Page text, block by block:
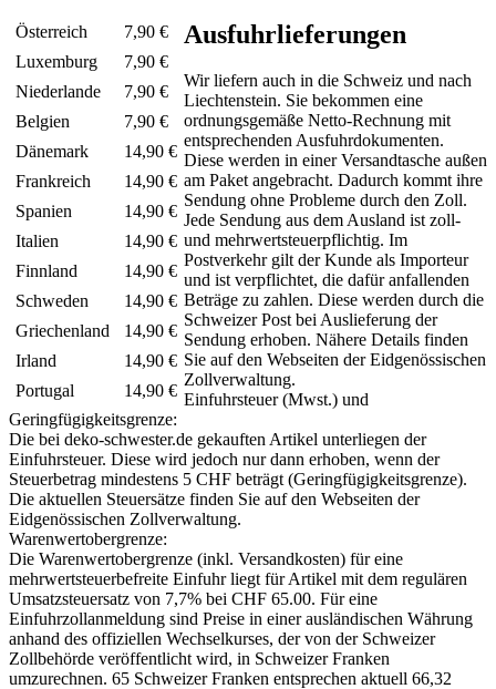
Österreich
7,90 €
Luxemburg
7,90 €
Niederlande
7,90 €
Belgien
7,90 €
Dänemark
14,90 €
Frankreich
14,90 €
Spanien
14,90 €
Italien
14,90 €
Finnland
14,90 €
Schweden
14,90 €
Griechenland
14,90 €
Irland
14,90 €
Portugal
14,90 €
Ausfuhrlieferungen
Wir liefern auch in die Schweiz und nach
Liechtenstein. Sie bekommen eine
ordnungsgemäße Netto-Rechnung mit
entsprechenden Ausfuhrdokumenten.
Diese werden in einer Versandtasche außen
am Paket angebracht. Dadurch kommt ihre
Sendung ohne Probleme durch den Zoll.
Jede Sendung aus dem Ausland ist zoll-
und mehrwertsteuerpflichtig. Im
Postverkehr gilt der Kunde als Importeur
und ist verpflichtet, die dafür anfallenden
Beträge zu zahlen. Diese werden durch die
Schweizer Post bei Auslieferung der
Sendung erhoben. Nähere Details finden
Sie auf den Webseiten der Eidgenössischen
Zollverwaltung.
Einfuhrsteuer (Mwst.) und
Geringfügigkeitsgrenze:
Die bei deko-schwester.de gekauften Artikel unterliegen der
Einfuhrsteuer. Diese wird jedoch nur dann erhoben, wenn der
Steuerbetrag mindestens 5 CHF beträgt (Geringfügigkeitsgrenze).
Die aktuellen Steuersätze finden Sie auf den Webseiten der
Eidgenössischen Zollverwaltung.
Warenwertobergrenze:
Die Warenwertobergrenze (inkl. Versandkosten) für eine
mehrwertsteuerbefreite Einfuhr liegt für Artikel mit dem regulären
Umsatzsteuersatz von 7,7% bei CHF 65.00. Für eine
Einfuhrzollanmeldung sind Preise in einer ausländischen Währung
anhand des offiziellen Wechselkurses, der von der Schweizer
Zollbehörde veröffentlicht wird, in Schweizer Franken
umzurechnen. 65 Schweizer Franken entsprechen aktuell 66,32